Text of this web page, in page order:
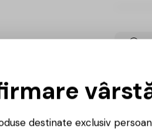
destinate exclusiv